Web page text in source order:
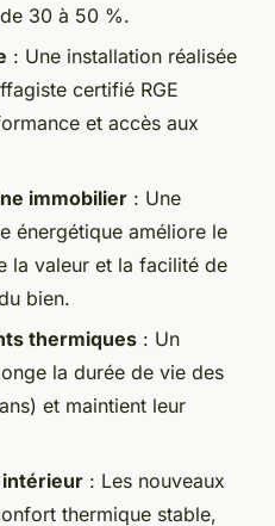
30 à 50 %.
: Une installation réalisée
certifié RGE
et accès aux
immobilier : Une
énergétique améliore le
la valeur et la facilité de
bien.
thermiques : Un
la durée de vie des
et maintient leur
: Les nouveaux
thermique stable,